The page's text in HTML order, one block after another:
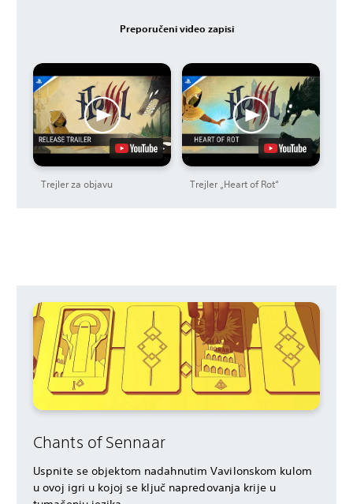
Preporučeni video zapisi
Trejler za objavu Trejler „Heart of Rot“
Chants of Sennaar
Uspnite se objektom nadahnutim Vavilonskom kulom
u ovoj igri u kojoj se ključ napredovanja krije u